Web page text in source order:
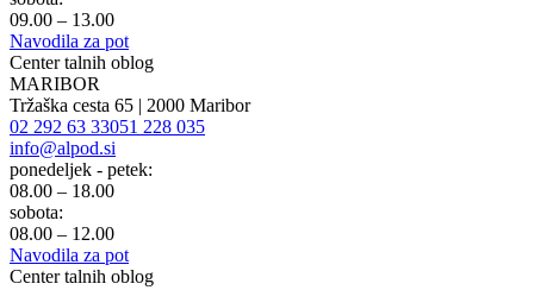
09.00 – 13.00
Navodila za pot
Center talnih oblog
MARIBOR
Tržaška cesta 65 | 2000 Maribor
02 292 63 33051 228 035
info@alpod.si
ponedeljek - petek:
08.00 – 18.00
sobota:
08.00 – 12.00
Navodila za pot
Center talnih oblog